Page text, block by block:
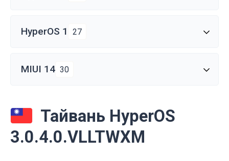
HyperOS 1 27
MIUI 14 30
Тайвань HyperOS
3.0.4.0.VLLTWXM